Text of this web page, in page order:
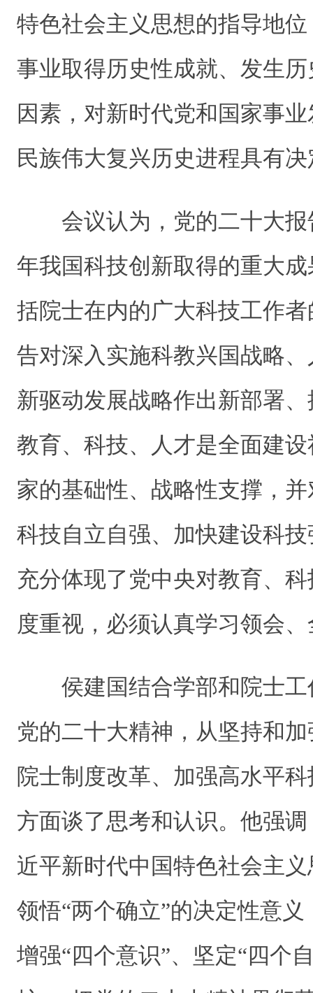
特色社会主义思想的指导地
事业取得历史性成就、发生
因素，对新时代党和国家事
民族伟大复兴历史进程具有
会议认为，党的二十大报
年我国科技创新取得的重大
括院士在内的广大科技工作
告对深入实施科教兴国战略
新驱动发展战略作出新部署
教育、科技、人才是全面建
家的基础性、战略性支撑，
科技自立自强、加快建设科
充分体现了党中央对教育、
度重视，必须认真学习领会
侯建国结合学部和院士工
党的二十大精神，从坚持和
院士制度改革、加强高水平
方面谈了思考和认识。他强
近平新时代中国特色社会主
领悟“两个确立”的决定性意义
增强“四个意识”、坚定“四个